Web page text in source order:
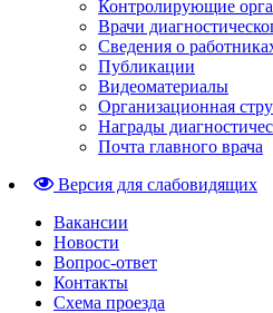
Контролирующие
Врачи
Сведения о
Публикации
Видеоматериалы
Организационная
Награды
Почта главного врача
Версия для слабовидящих
Вакансии
Новости
Вопрос-ответ
Контакты
Схема проезда